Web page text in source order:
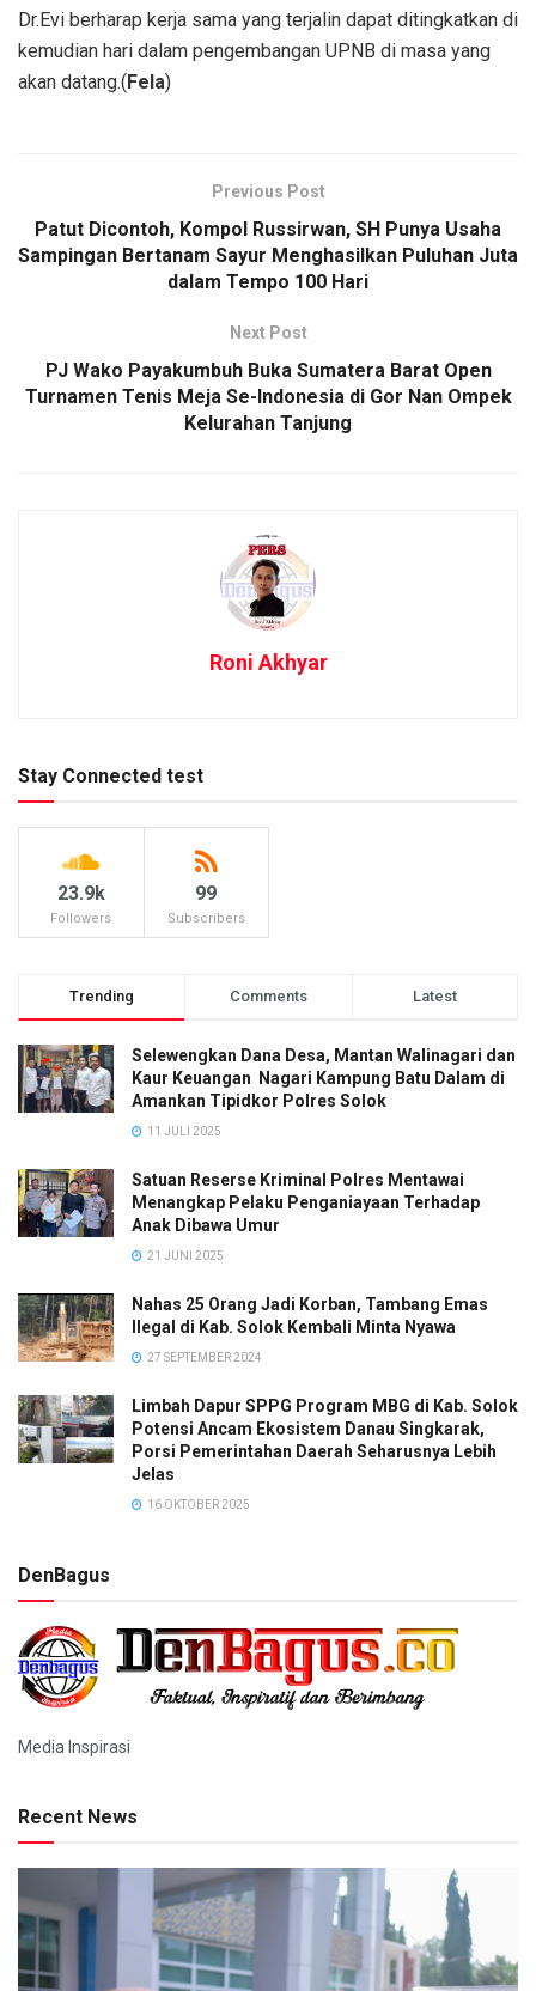
Dr.Evi berharap kerja sama yang terjalin dapat ditingkatkan di
kemudian hari dalam pengembangan UPNB di masa yang
akan datang.(Fela)
Previous Post
Patut Dicontoh, Kompol Russirwan, SH Punya Usaha
Sampingan Bertanam Sayur Menghasilkan Puluhan Juta
dalam Tempo 100 Hari
Next Post
PJ Wako Payakumbuh Buka Sumatera Barat Open
Turnamen Tenis Meja Se-Indonesia di Gor Nan Ompek
Kelurahan Tanjung
Roni Akhyar
Stay Connected test
23.9k
Followers
99
Subscribers
Trending Comments Latest
Selewengkan Dana Desa, Mantan Walinagari dan
Kaur Keuangan Nagari Kampung Batu Dalam di
Amankan Tipidkor Polres Solok
11 JULI 2025
Satuan Reserse Kriminal Polres Mentawai
Menangkap Pelaku Penganiayaan Terhadap
Anak Dibawa Umur
21 JUNI 2025
Nahas 25 Orang Jadi Korban, Tambang Emas
Ilegal di Kab. Solok Kembali Minta Nyawa
27 SEPTEMBER 2024
Limbah Dapur SPPG Program MBG di Kab. Solok
Potensi Ancam Ekosistem Danau Singkarak,
Porsi Pemerintahan Daerah Seharusnya Lebih
Jelas
16 OKTOBER 2025
DenBagus
Media Inspirasi
Recent News